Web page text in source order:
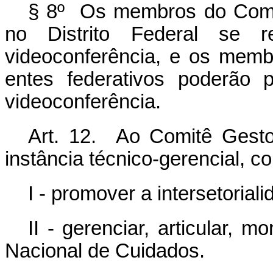
§ 8º Os membros do
no Distrito Federal se
videoconferência, e os
entes federativos poderão
videoconferência.
Art. 12. Ao Comitê
instância técnico-gerencial,
I - promover a
II - gerenciar, articular,
Nacional de Cuidados.